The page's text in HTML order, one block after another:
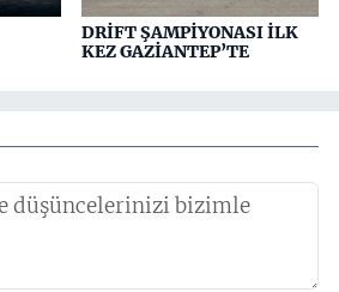
DRİFT ŞAMPİYONASI İLK
KEZ GAZİANTEP’TE